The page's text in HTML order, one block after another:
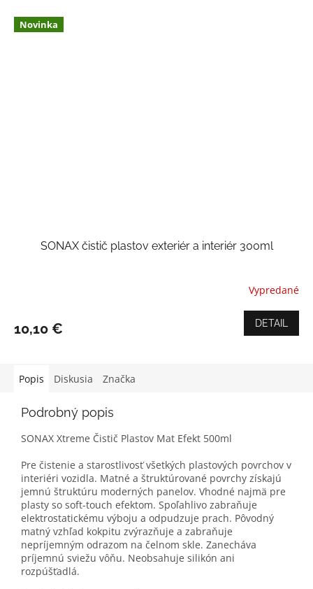
Novinka
SONAX čistič plastov exteriér a interiér 300ml
Vypredané
10,10 € DETAIL
Popis Diskusia Značka
Podrobný popis
SONAX Xtreme Čistič Plastov Mat Efekt 500ml
Pre čistenie a starostlivosť všetkých plastových povrchov v
interiéri vozidla. Matné a štruktúrované povrchy získajú
jemnú štruktúru moderných panelov. Vhodné najmä pre
plasty so soft-touch efektom. Spoľahlivo zabraňuje
elektrostatickému výboju a odpudzuje prach. Pôvodný
matný vzhľad kokpitu zvýrazňuje a zabraňuje
nepríjemným odrazom na čelnom skle. Zanecháva
príjemnú sviežu vôňu. Neobsahuje silikón ani
rozpúšťadlá.